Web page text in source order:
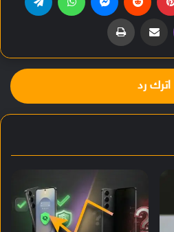
ڤايبر مشاركة عبر البريد طباعة
اترك رد